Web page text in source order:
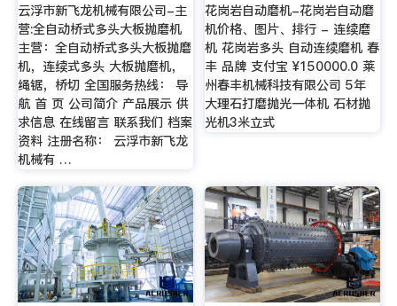
云浮市新飞龙机械有限公司-主
营:全自动桥式多头大板抛磨机
主营：全自动桥式多头大板抛磨
机，连续式多头 大板抛磨机，
绳锯，桥切 全国服务热线： 导
航 首 页 公司简介 产品展示 供
求信息 在线留言 联系我们 档案
资料 注册名称： 云浮市新飞龙
机械有 …
花岗岩自动磨机-花岗岩自动磨
机价格、图片、排行 - 连续磨
机 花岗岩多头 自动连续磨机 春
丰 品牌 支付宝 ¥150000.0 莱
州春丰机械科技有限公司 5年
大理石打磨抛光一体机 石材抛
光机3米立式